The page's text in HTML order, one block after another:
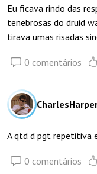
Eu ficava rindo das
tenebrosas do druid
tirava umas risadas
0 comentários
A qtd d pgt repetitiva
0 comentários